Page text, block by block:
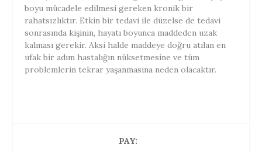
boyu mücadele edilmesi gereken kronik bir
rahatsızlıktır. Etkin bir tedavi ile düzelse de tedavi
sonrasında kişinin, hayatı boyunca maddeden uzak
kalması gerekir. Aksi halde maddeye doğru atılan en
ufak bir adım hastalığın nüksetmesine ve tüm
problemlerin tekrar yaşanmasına neden olacaktır.
PAY: